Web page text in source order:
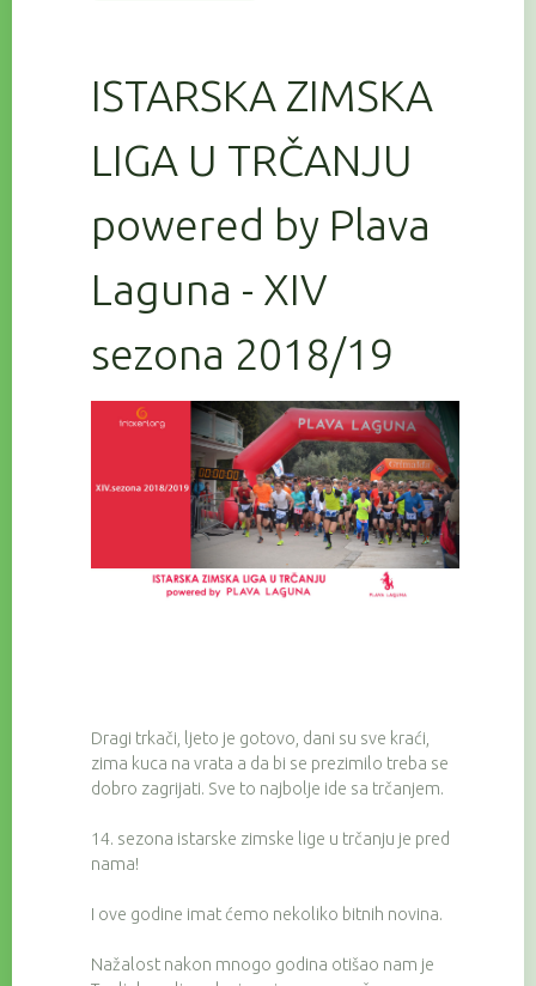
ISTARSKA ZIMSKA
LIGA U TRČANJU
powered by Plava
Laguna - XIV
sezona 2018/19
Dragi trkači, ljeto je gotovo, dani su sve kraći,
zima kuca na vrata a da bi se prezimilo treba se
dobro zagrijati. Sve to najbolje ide sa trčanjem.
14. sezona istarske zimske lige u trčanju je pred
nama!
I ove godine imat ćemo nekoliko bitnih novina.
Nažalost nakon mnogo godina otišao nam je